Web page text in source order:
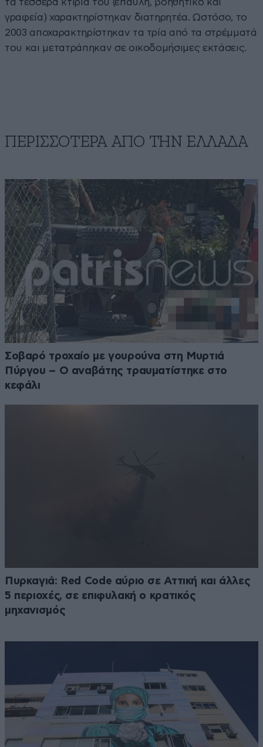
τα τέσσερα κτίριά του (έπαυλη, βοηθητικό και
γραφεία) χαρακτηρίστηκαν διατηρητέα. Ωστόσο, το
2003 αποχαρακτηρίστηκαν τα τρία από τα στρέμματά
του και μετατράπηκαν σε οικοδομήσιμες εκτάσεις.
ΠΕΡΙΣΣΟΤΕΡΑ ΑΠΟ ΤΗΝ ΕΛΛΑΔΑ
Σοβαρό τροχαίο με γουρούνα στη Μυρτιά
Πύργου – Ο αναβάτης τραυματίστηκε στο
κεφάλι
Πυρκαγιά: Red Code αύριο σε Αττική και άλλες
5 περιοχές, σε επιφυλακή ο κρατικός
μηχανισμός